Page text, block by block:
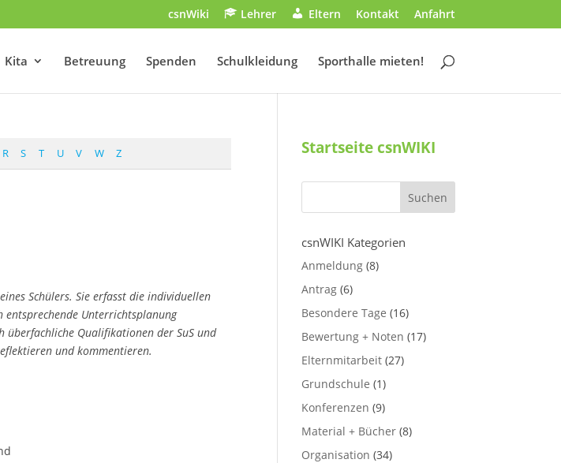
csnWiki Lehrer Eltern Kontakt Anfahrt
Kita Betreuung Spenden Schulkleidung Sporthalle mieten!
R S T U V W Z
Schülers. Sie erfasst die individuellen
Unterrichtsplanung
überfachliche Qualifikationen der SuS und
und kommentieren.
Startseite csnWIKI
csnWIKI Kategorien
Anmeldung (8)
Antrag (6)
Besondere Tage (16)
Bewertung + Noten (17)
Elternmitarbeit (27)
Grundschule (1)
Konferenzen (9)
Material + Bücher (8)
Organisation (34)